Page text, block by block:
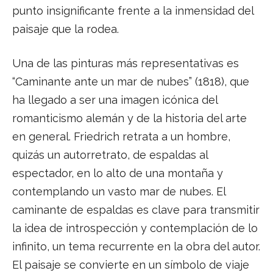
punto insignificante frente a la inmensidad del
paisaje que la rodea.
Una de las pinturas más representativas es
“Caminante ante un mar de nubes” (1818), que
ha llegado a ser una imagen icónica del
romanticismo alemán y de la historia del arte
en general. Friedrich retrata a un hombre,
quizás un autorretrato, de espaldas al
espectador, en lo alto de una montaña y
contemplando un vasto mar de nubes. El
caminante de espaldas es clave para transmitir
la idea de introspección y contemplación de lo
infinito, un tema recurrente en la obra del autor.
El paisaje se convierte en un símbolo de viaje